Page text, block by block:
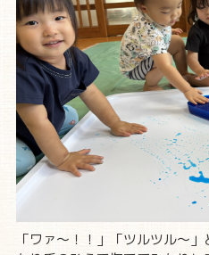
「ワァ～！！」「ツルツル～